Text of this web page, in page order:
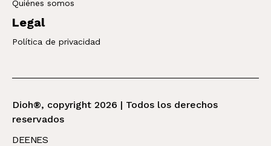
Quiénes somos
Legal
Política de privacidad
Dioh®, copyright 2026 | Todos los derechos
reservados
DEENES